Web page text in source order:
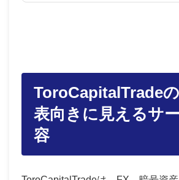
ToroCapitalTrade
表向きに見えるサ
容